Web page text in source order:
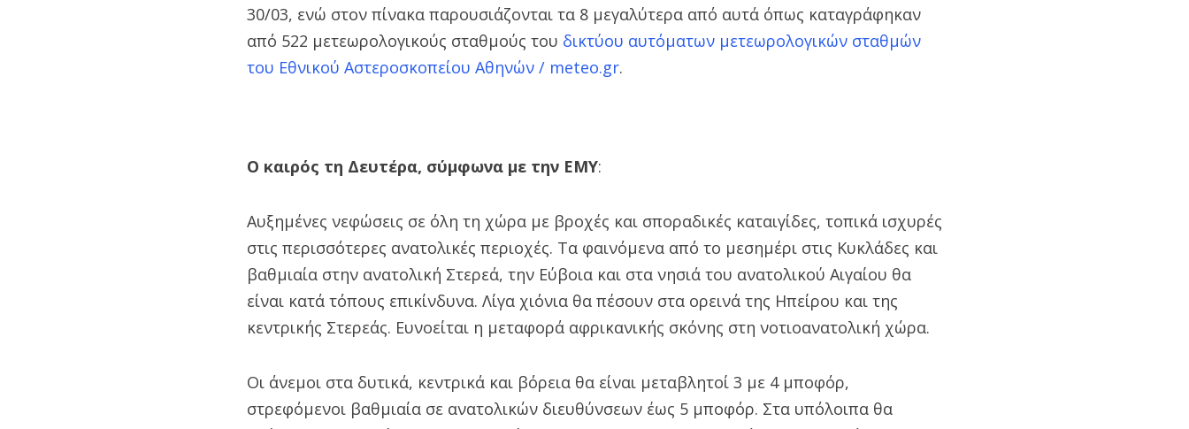
30/03, ενώ στον πίνακα παρουσιάζονται τα 8 μεγαλύτερα από αυτά όπως καταγράφηκαν
από 522 μετεωρολογικούς σταθμούς του δικτύου αυτόματων μετεωρολογικών σταθμών
του Εθνικού Αστεροσκοπείου Αθηνών / meteo.gr.
Ο καιρός τη Δευτέρα, σύμφωνα με την ΕΜΥ:
Αυξημένες νεφώσεις σε όλη τη χώρα με βροχές και σποραδικές καταιγίδες, τοπικά ισχυρές
στις περισσότερες ανατολικές περιοχές. Τα φαινόμενα από το μεσημέρι στις Κυκλάδες και
βαθμιαία στην ανατολική Στερεά, την Εύβοια και στα νησιά του ανατολικού Αιγαίου θα
είναι κατά τόπους επικίνδυνα. Λίγα χιόνια θα πέσουν στα ορεινά της Ηπείρου και της
κεντρικής Στερεάς. Ευνοείται η μεταφορά αφρικανικής σκόνης στη νοτιοανατολική χώρα.
Οι άνεμοι στα δυτικά, κεντρικά και βόρεια θα είναι μεταβλητοί 3 με 4 μποφόρ,
στρεφόμενοι βαθμιαία σε ανατολικών διευθύνσεων έως 5 μποφόρ. Στα υπόλοιπα θα